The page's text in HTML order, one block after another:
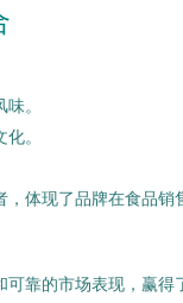
。
。
体现了品牌在食品销
靠的市场表现，赢